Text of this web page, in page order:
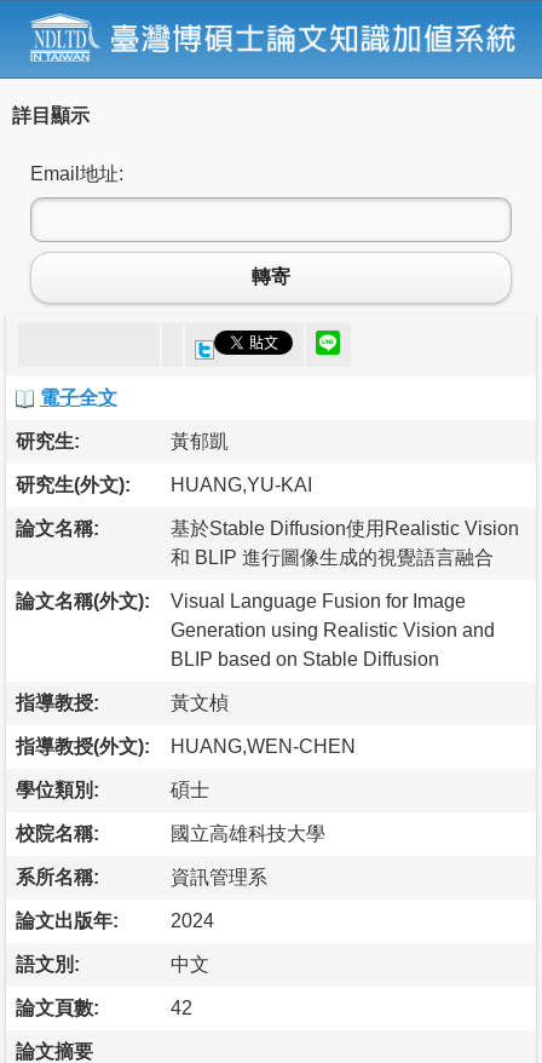
詳目顯示
Email地址:
轉寄
電子全文
研究生: 黃郁凱
研究生(外文): HUANG,YU-KAI
論文名稱:
基於Stable Diffusion使用Realistic Vision
和 BLIP 進行圖像生成的視覺語言融合
論文名稱(外文):
Visual Language Fusion for Image
Generation using Realistic Vision and
BLIP based on Stable Diffusion
指導教授: 黃文楨
指導教授(外文): HUANG,WEN-CHEN
學位類別: 碩士
校院名稱: 國立高雄科技大學
系所名稱: 資訊管理系
論文出版年: 2024
語文別: 中文
論文頁數: 42
論文摘要